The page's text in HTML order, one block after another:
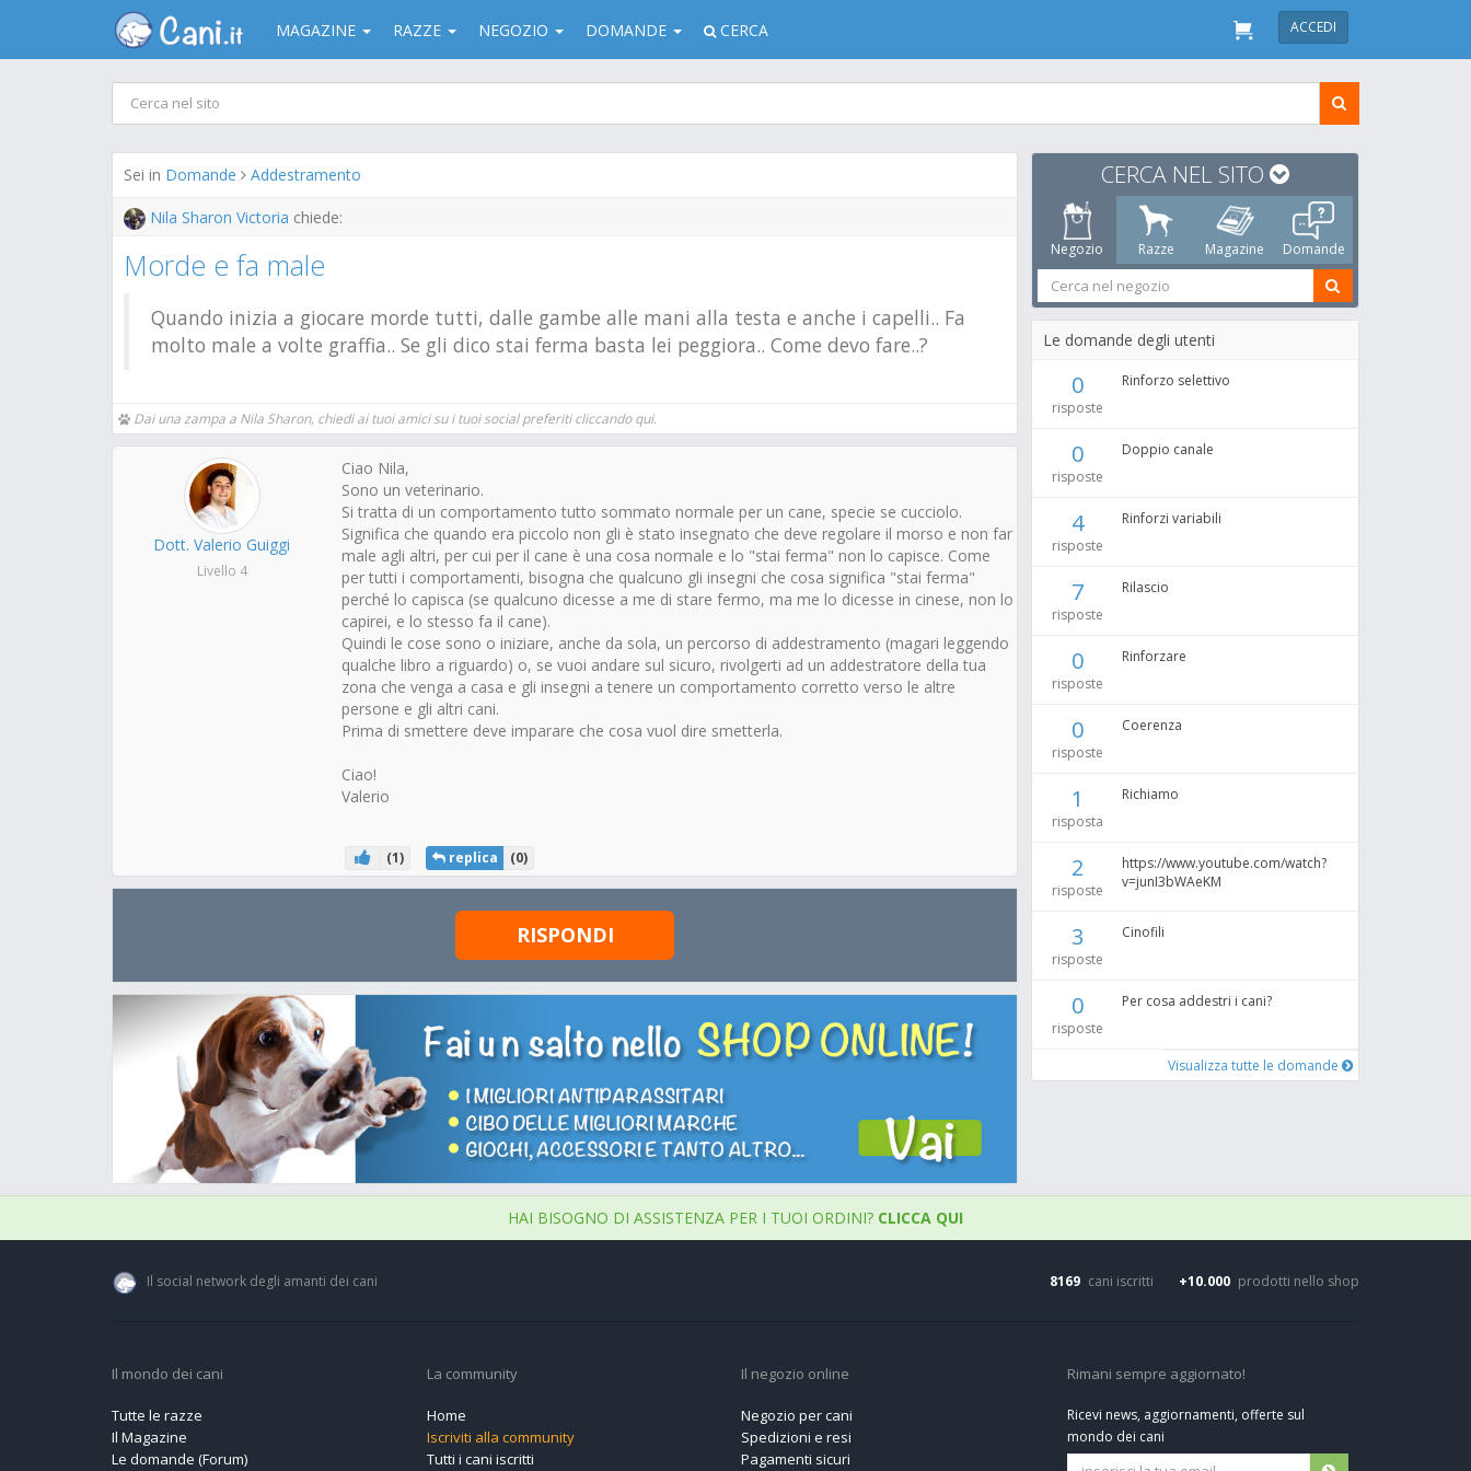
MAGAZINE RAZZE NEGOZIO DOMANDE CERCA ACCEDI
Sei in Domande Addestramento
Nila Sharon Victoria chiede:
Morde e fa male
Quando inizia a giocare morde tutti, dalle gambe alle mani alla testa e anche i capelli.. Fa
molto male a volte graffia.. Se gli dico stai ferma basta lei peggiora.. Come devo fare..?
Dai una zampa a Nila Sharon, chiedi ai tuoi amici su i tuoi social preferiti cliccando qui.
Dott. Valerio Guiggi
Livello 4
Ciao Nila,
Sono un veterinario.
Si tratta di un comportamento tutto sommato normale per un cane, specie se cucciolo.
Significa che quando era piccolo non gli è stato insegnato che deve regolare il morso e non far
male agli altri, per cui per il cane è una cosa normale e lo "stai ferma" non lo capisce. Come
per tutti i comportamenti, bisogna che qualcuno gli insegni che cosa significa "stai ferma"
perché lo capisca (se qualcuno dicesse a me di stare fermo, ma me lo dicesse in cinese, non lo
capirei, e lo stesso fa il cane).
Quindi le cose sono o iniziare, anche da sola, un percorso di addestramento (magari leggendo
qualche libro a riguardo) o, se vuoi andare sul sicuro, rivolgerti ad un addestratore della tua
zona che venga a casa e gli insegni a tenere un comportamento corretto verso le altre
persone e gli altri cani.
Prima di smettere deve imparare che cosa vuol dire smetterla.
Ciao!
Valerio
(1) replica (0)
RISPONDI
CERCA NEL SITO
Negozio Razze Magazine Domande
Le domande degli utenti
0
risposte
Rinforzo selettivo
0
risposte
Doppio canale
4
risposte
Rinforzi variabili
7
risposte
Rilascio
0
risposte
Rinforzare
0
risposte
Coerenza
1
risposta
Richiamo
2
risposte
https://www.youtube.com/watch?
v=junI3bWAeKM
3
risposte
Cinofili
0
risposte
Per cosa addestri i cani?
Visualizza tutte le domande
HAI BISOGNO DI ASSISTENZA PER I TUOI ORDINI? CLICCA QUI
Il social network degli amanti dei cani 8169 cani iscritti +10.000 prodotti nello shop
Il mondo dei cani
Tutte le razze
Il Magazine
Le domande (Forum)
La community
Home
Iscriviti alla community
Tutti i cani iscritti
Il negozio online
Negozio per cani
Spedizioni e resi
Pagamenti sicuri
Rimani sempre aggiornato!
Ricevi news, aggiornamenti, offerte sul
mondo dei cani